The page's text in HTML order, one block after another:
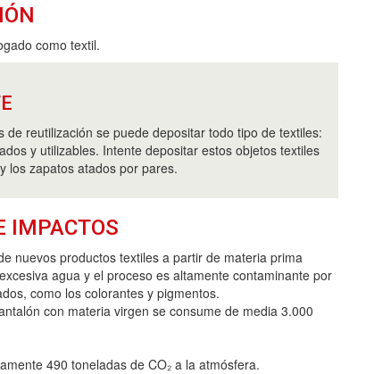
como textil.
de reutilización se puede depositar todo tipo de textiles:
y utilizables. Intente depositar estos objetos textiles
los zapatos atados por pares.
IMPACTOS
nuevos productos textiles a partir de materia prima
agua y el proceso es altamente contaminante por
como los colorantes y pigmentos.
con materia virgen se consume de media 3.000
490 toneladas de CO₂ a la atmósfera.